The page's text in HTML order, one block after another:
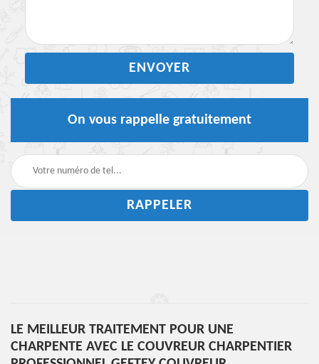
On vous rappelle gratuitement
LE MEILLEUR TRAITEMENT POUR UNE
CHARPENTE AVEC LE COUVREUR CHARPENTIER